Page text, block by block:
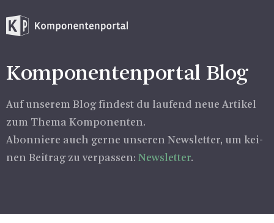
Kom­po­nen­ten­por­tal Blog
Auf un­se­rem Blog fin­dest du lau­fend neue Ar­ti­kel
zum Thema Kom­po­nen­ten.
Abon­nie­re auch gerne un­se­ren News­let­ter, um kei­
nen Bei­trag zu ver­pas­sen: News­let­ter.